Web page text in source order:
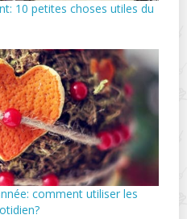
10 petites choses utiles du
comment utiliser les